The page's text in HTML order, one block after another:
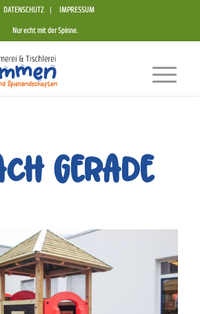
DATENSCHUTZ IMPRESSUM
Nur echt mit der Spinne.
gerade